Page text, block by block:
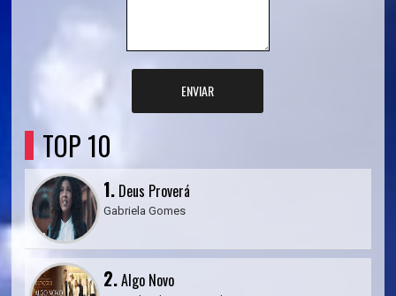
ENVIAR
TOP 10
1. Deus Proverá
Gabriela Gomes
2.Algo Novo